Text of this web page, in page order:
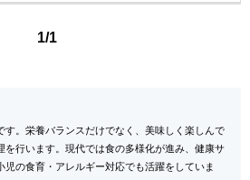
1/1
す。栄養バランスだけでなく、美味しく楽しんで
を行います。現代では食の多様化が進み、健康サ
児の食育・アレルギー対応でも活躍をしていま